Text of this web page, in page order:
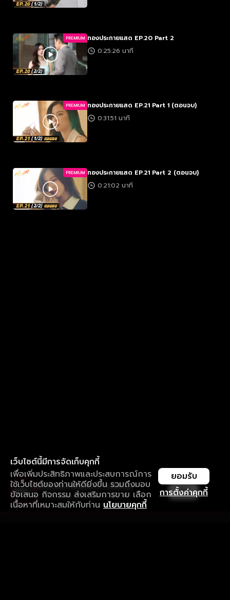
PREMIUM ทองประกายแสด EP.20 Part 2
0:25:26 นาที
PREMIUM ทองประกายแสด EP.21 Part 1 (ตอนจบ)
0:31:51 นาที
PREMIUM ทองประกายแสด EP.21 Part 2 (ตอนจบ)
0:21:02 นาที
เว็บไซต์นี้มีการจัดเก็บคุกกี้
เพื่อเพิ่มประสิทธิภาพและประสบการณ์การ
ใช้เว็บไซต์ของท่านให้ดียิ่งขึ้น รวมถึงมอบ
ข้อเสนอ กิจกรรม ส่งเสริมการขาย เลือก
เนื้อหาที่เหมาะสมให้กับท่าน นโยบายคุกกี้
การตั้งค่าคุกกี้
ยอมรับ
ใช้งานแอป ลื่นไหลกว่า ไม่มีสะดุด
ดาวน์โหลดแอปเพื่อการรับชมที่ดีกว่า เปิด